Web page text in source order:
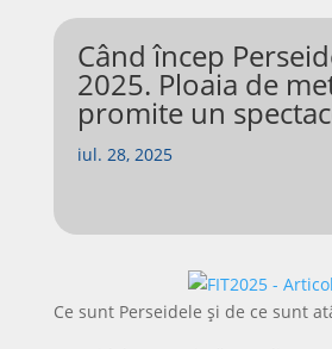
Când încep
2025. Ploaia de
promite un
iul. 28, 2025
Ce sunt Perseidele și de ce sunt